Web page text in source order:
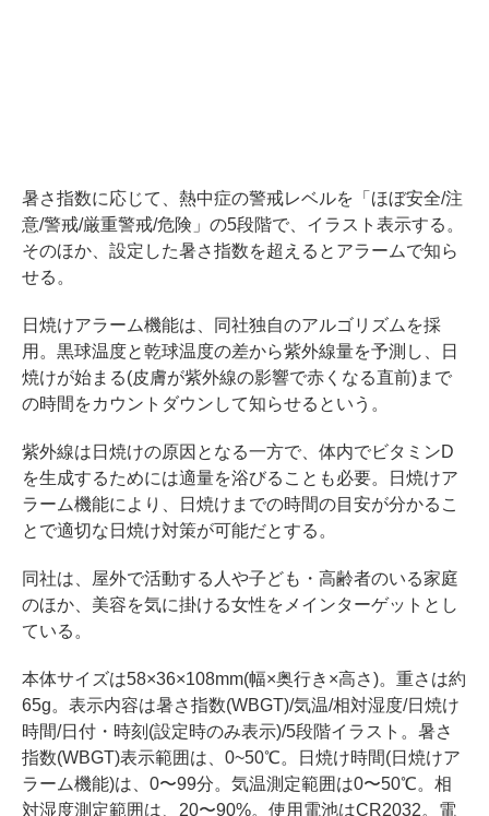
暑さ指数に応じて、熱中症の警戒レベルを「ほぼ安全/注
意/警戒/厳重警戒/危険」の5段階で、イラスト表示する。
そのほか、設定した暑さ指数を超えるとアラームで知ら
せる。
日焼けアラーム機能は、同社独自のアルゴリズムを採
用。黒球温度と乾球温度の差から紫外線量を予測し、日
焼けが始まる(皮膚が紫外線の影響で赤くなる直前)まで
の時間をカウントダウンして知らせるという。
紫外線は日焼けの原因となる一方で、体内でビタミンD
を生成するためには適量を浴びることも必要。日焼けア
ラーム機能により、日焼けまでの時間の目安が分かるこ
とで適切な日焼け対策が可能だとする。
同社は、屋外で活動する人や子ども・高齢者のいる家庭
のほか、美容を気に掛ける女性をメインターゲットとし
ている。
本体サイズは58×36×108mm(幅×奥行き×高さ)。重さは約
65g。表示内容は暑さ指数(WBGT)/気温/相対湿度/日焼け
時間/日付・時刻(設定時のみ表示)/5段階イラスト。暑さ
指数(WBGT)表示範囲は、0~50℃。日焼け時間(日焼けア
ラーム機能)は、0〜99分。気温測定範囲は0〜50℃。相
対湿度測定範囲は、20〜90%。使用電池はCR2032。電